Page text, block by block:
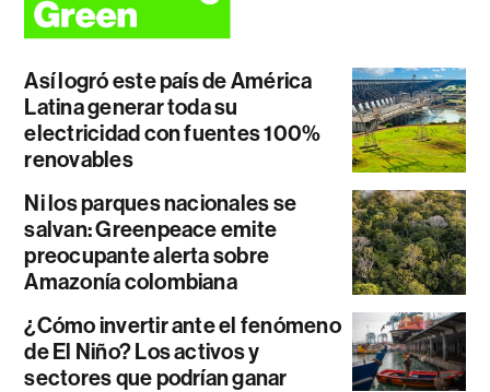
Así logró este país de América
Latina generar toda su
electricidad con fuentes 100%
renovables
Ni los parques nacionales se
salvan: Greenpeace emite
preocupante alerta sobre
Amazonía colombiana
¿Cómo invertir ante el fenómeno
de El Niño? Los activos y
sectores que podrían ganar